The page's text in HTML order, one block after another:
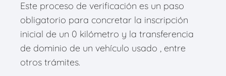
Este proceso de verificación es un paso
obligatorio para concretar la inscripción
inicial de un 0 kilómetro y la transferencia
de dominio de un vehículo usado , entre
otros trámites.